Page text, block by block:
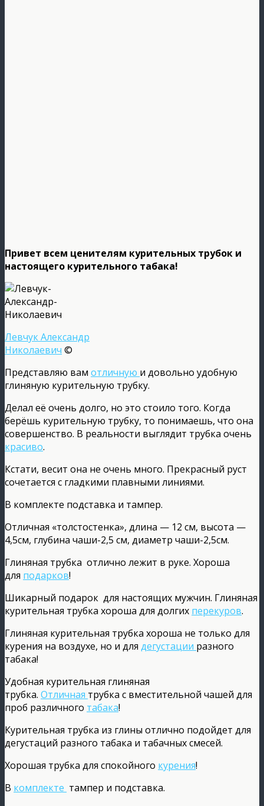
Привет всем ценителям курительных трубок и
настоящего курительного табака!
Левчук Александр
Николаевич ©
Представляю вам отличную и довольно удобную
глиняную курительную трубку.
Делал её очень долго, но это стоило того. Когда
берёшь курительную трубку, то понимаешь, что она
совершенство. В реальности выглядит трубка очень
красиво.
Кстати, весит она не очень много. Прекрасный руст
сочетается с гладкими плавными линиями.
В комплекте подставка и тампер.
Отличная «толстостенка», длина — 12 см, высота —
4,5см, глубина чаши-2,5 см, диаметр чаши-2,5см.
Глиняная трубка отлично лежит в руке. Хороша
для подарков!
Шикарный подарок для настоящих мужчин. Глиняная
курительная трубка хороша для долгих перекуров.
Глиняная курительная трубка хороша не только для
курения на воздухе, но и для дегустации разного
табака!
Удобная курительная глиняная
трубка. Отличная трубка с вместительной чашей для
проб различного табака!
Курительная трубка из глины отлично подойдет для
дегустаций разного табака и табачных смесей.
Хорошая трубка для спокойного курения!
В комплекте тампер и подставка.